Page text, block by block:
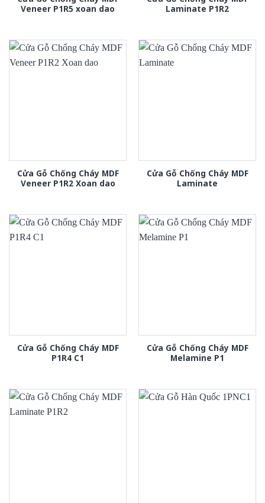
Veneer P1R5 xoan dao
Laminate P1R2
Cửa Gỗ Chống Cháy MDF
Veneer P1R2 Xoan dao
Cửa Gỗ Chống Cháy MDF
Laminate
Cửa Gỗ Chống Cháy MDF
P1R4 C1
Cửa Gỗ Chống Cháy MDF
Melamine P1